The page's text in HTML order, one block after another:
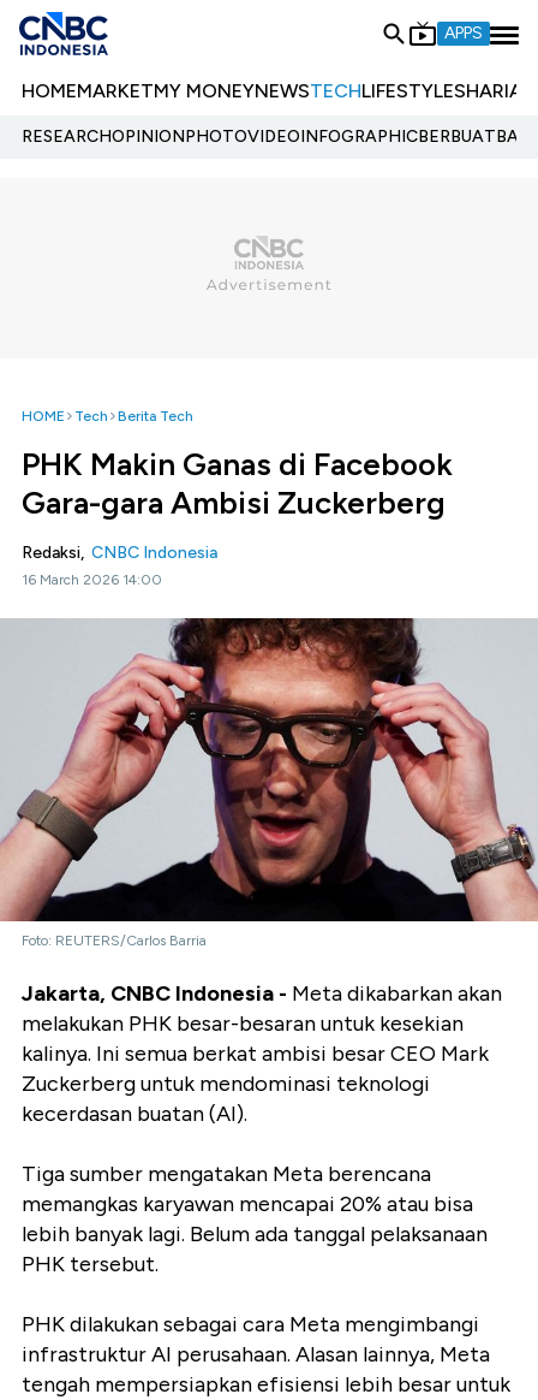
APPS
HOMEMARKETMY MONEYNEWSTECHLIFESTYLESHARIA
RESEARCHOPINIONPHOTOVIDEOINFOGRAPHIC
HOME Tech Berita Tech
PHK Makin Ganas di Facebook
Gara-gara Ambisi Zuckerberg
Redaksi, CNBC Indonesia
16 March 2026 14:00
Foto: REUTERS/Carlos Barria
Jakarta, CNBC Indonesia - Meta dikabarkan akan
melakukan PHK besar-besaran untuk kesekian
kalinya. Ini semua berkat ambisi besar CEO Mark
Zuckerberg untuk mendominasi teknologi
kecerdasan buatan (AI).
Tiga sumber mengatakan Meta berencana
memangkas karyawan mencapai 20% atau bisa
lebih banyak lagi. Belum ada tanggal pelaksanaan
PHK tersebut.
PHK dilakukan sebagai cara Meta mengimbangi
infrastruktur AI perusahaan. Alasan lainnya, Meta
tengah mempersiapkan efisiensi lebih besar untuk